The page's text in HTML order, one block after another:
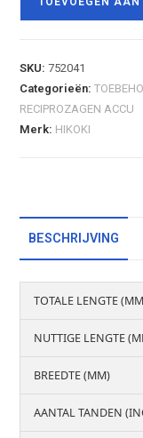
SKU:752041
Categorieën:
RECIPROZAGEN ACCU
Merk: HIKOKI
BESCHRIJVING
TOTALE LENGTE
NUTTIGE LENGTE
BREEDTE (MM)
AANTAL TANDEN